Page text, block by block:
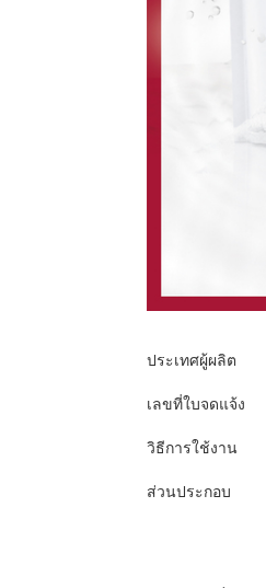
ประเทศผู้ผลิต
เลขที่ใบจดแจ้ง
วิธีการใช้งาน
ส่วนประกอบ